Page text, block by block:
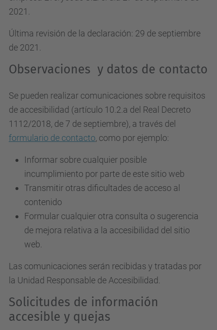
2021.
Última revisión de la declaración: 29 de septiembre
de 2021.
Observaciones y datos de contacto
Se pueden realizar comunicaciones sobre requisitos
de accesibilidad (artículo 10.2.a del Real Decreto
1112/2018, de 7 de septiembre), a través del
formulario de contacto, como por ejemplo:
Informar sobre cualquier posible
incumplimiento por parte de este sitio web
Transmitir otras dificultades de acceso al
contenido
Formular cualquier otra consulta o sugerencia
de mejora relativa a la accesibilidad del sitio
web.
Las comunicaciones serán recibidas y tratadas por
la Unidad Responsable de Accesibilidad.
Solicitudes de información
accesible y quejas